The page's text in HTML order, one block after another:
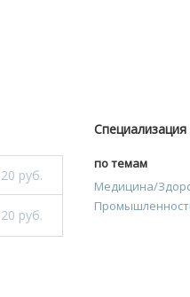
руб.
руб.
по темам
Медицина/